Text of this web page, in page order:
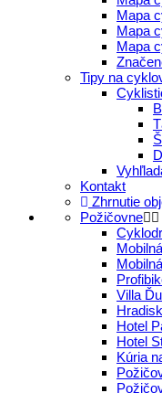
Mapa
Mapa
Mapa
Tipy na
Kontakt
Zhrnutie
Požičovne
Villa
Hotel
Hotel
Kúria